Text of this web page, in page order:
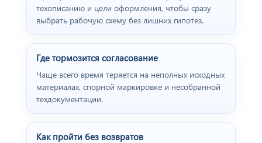
Отзыв от представителя
пивного ресторана
"BEERHOUSE".
техописанию и цели оформления, чтобы сразу
выбрать рабочую схему без лишних гипотез.
Где тормозится согласование
Чаще всего время теряется на неполных исходных
материалах, спорной маркировке и несобранной
техдокументации.
Как пройти без возвратов